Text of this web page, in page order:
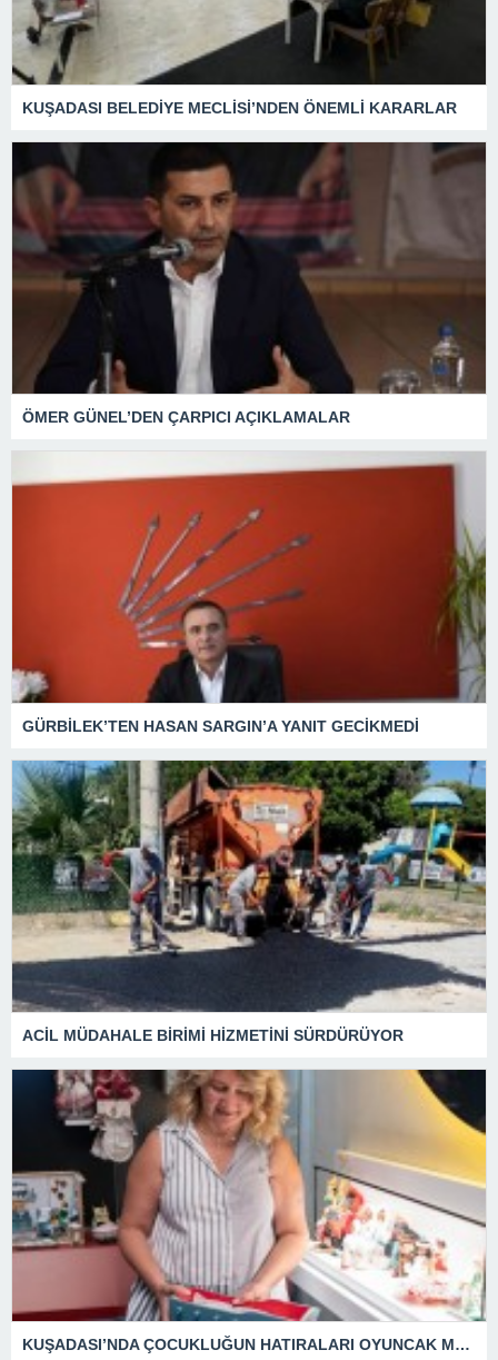
KUŞADASI BELEDİYE MECLİSİ’NDEN ÖNEMLİ KARARLAR
ÖMER GÜNEL’DEN ÇARPICI AÇIKLAMALAR
GÜRBİLEK’TEN HASAN SARGIN’A YANIT GECİKMEDİ
ACİL MÜDAHALE BİRİMİ HİZMETİNİ SÜRDÜRÜYOR
KUŞADASI’NDA ÇOCUKLUĞUN HATIRALARI OYUNCAK MÜZESİNDE HAYAT BULACAK